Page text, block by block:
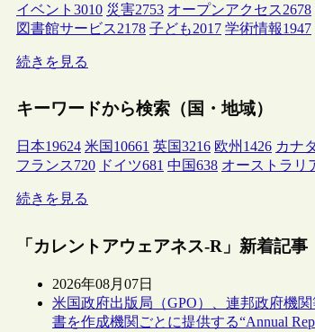
イベント 3010 災害2753 オープンアクセス2678
図書館サービス2178 子ども2017 学術情報1947
続きを見る
キーワードから検索（国・地域）
日本19624 米国 10661 英国3216 欧州 1426 カナ
フランス720 ドイツ681 中国638 オーストラリ
続きを見る
「カレントアウェアネス-R」新着記事
2026年08月07日
米国政府出版局（GPO）、連邦政府機
書を作成機関ごとに提供する“Annual